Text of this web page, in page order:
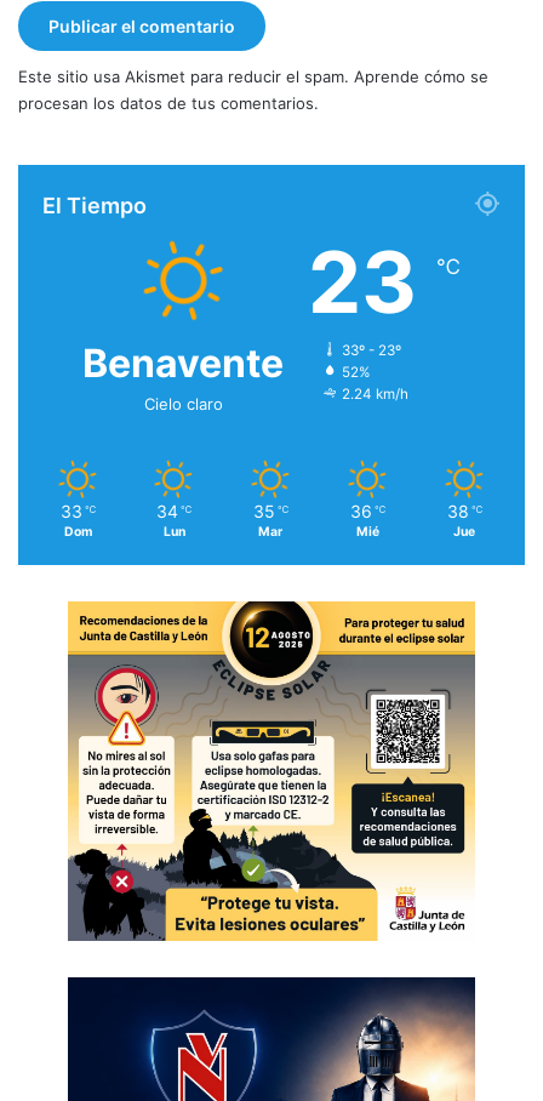
Este sitio usa Akismet para reducir el spam. Aprende cómo se
procesan los datos de tus comentarios.
El Tiempo
Benavente
Cielo claro
23 ℃
33º - 23º
52%
2.24 km/h
33 ℃
Dom
34 ℃
Lun
35 ℃
Mar
36 ℃
Mié
38 ℃
Jue